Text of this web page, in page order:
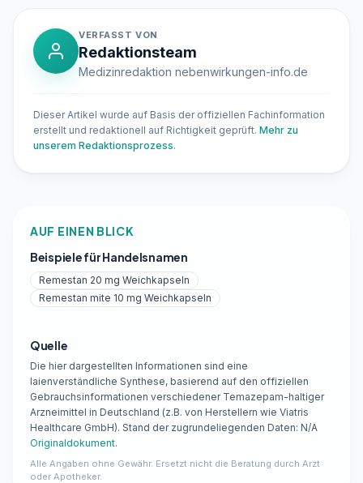
VERFASST VON
Redaktionsteam
Medizinredaktion nebenwirkungen-info.de
Dieser Artikel wurde auf Basis der offiziellen Fachinformation
erstellt und redaktionell auf Richtigkeit geprüft. Mehr zu
unserem Redaktionsprozess.
AUF EINEN BLICK
Beispiele für Handelsnamen
Remestan 20 mg Weichkapseln
Remestan mite 10 mg Weichkapseln
Quelle
Die hier dargestellten Informationen sind eine
laienverständliche Synthese, basierend auf den offiziellen
Gebrauchsinformationen verschiedener Temazepam-haltiger
Arzneimittel in Deutschland (z.B. von Herstellern wie Viatris
Healthcare GmbH). Stand der zugrundeliegenden Daten: N/A
Originaldokument.
Alle Angaben ohne Gewähr. Ersetzt nicht die Beratung durch Arzt
oder Apotheker.